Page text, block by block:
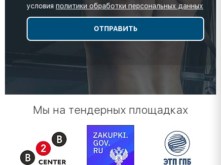
условия политики обработки персональных данных
Мы на тендерных площадках